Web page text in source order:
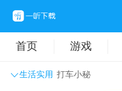
首页 游戏
生活实用 打车小秘